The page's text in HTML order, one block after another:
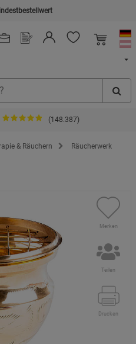
(148.387)
& Räuchern
Räucherwerk
Merken
Teilen
Drucken